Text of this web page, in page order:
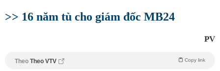
>> 16 năm tù cho giám đốc MB24
PV
Theo Theo VTV Copy link